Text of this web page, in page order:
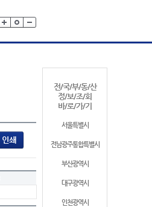
전/국/부/동/산
정/보/조/회
바/로/가/기
서울특별시
전남광주통합특별시
부산광역시
대구광역시
인천광역시